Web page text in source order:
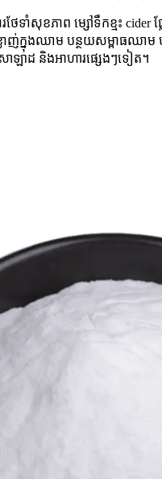
ាំសុខភាព ម្សៅទឹកខ្មះ cider
លាញ់ក្នុងឈាម បន្ថយសម្ពាធឈា
សាឡាដ និងអាហារផ្សេងៗទៀត។